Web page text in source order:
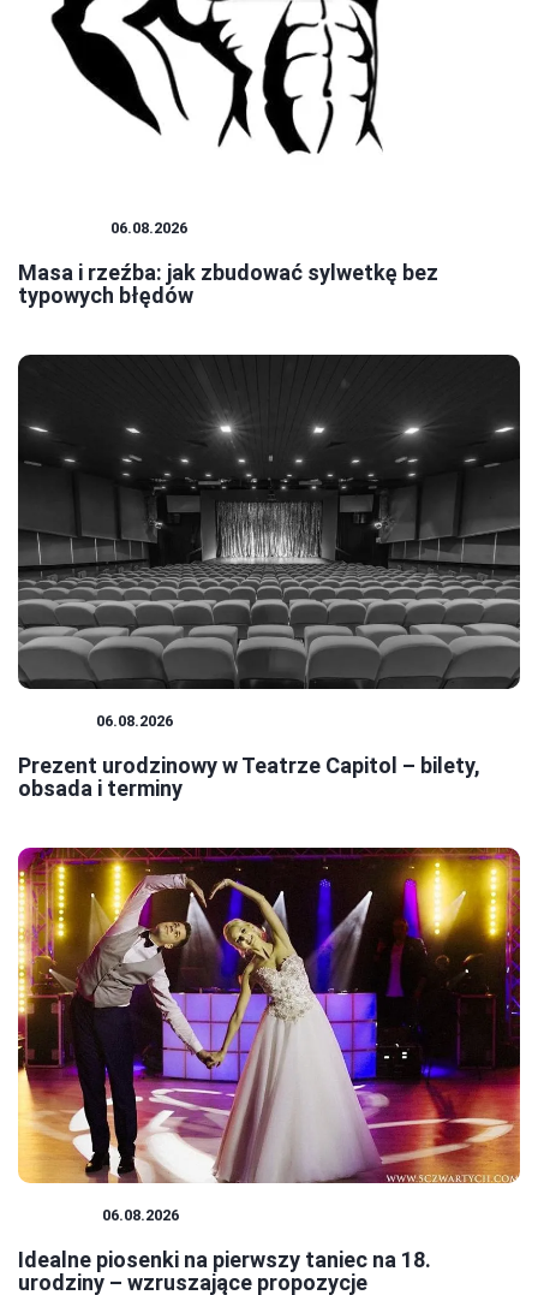
06.08.2026
Masa i rzeźba: jak zbudować sylwetkę bez
typowych błędów
06.08.2026
Prezent urodzinowy w Teatrze Capitol – bilety,
obsada i terminy
06.08.2026
Idealne piosenki na pierwszy taniec na 18.
urodziny – wzruszające propozycje